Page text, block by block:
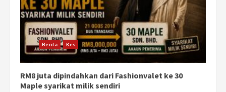
Berita Kes
RM8 juta dipindahkan dari Fashionvalet ke 30
Maple syarikat milik sendiri